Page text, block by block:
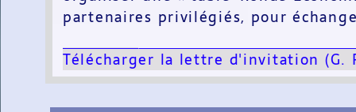
partenaires privilégiés, pour
Télécharger la lettre d'invitation (G.